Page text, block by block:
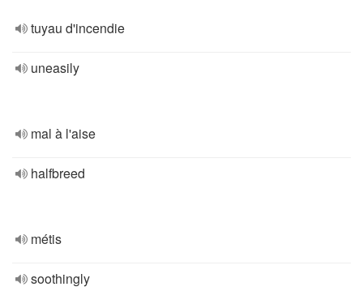
tuyau d'incendie
uneasily
mal à l'aise
halfbreed
métis
soothingly